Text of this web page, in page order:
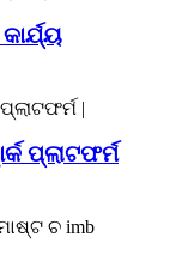
ପ୍ଲାଟଫର୍ମ